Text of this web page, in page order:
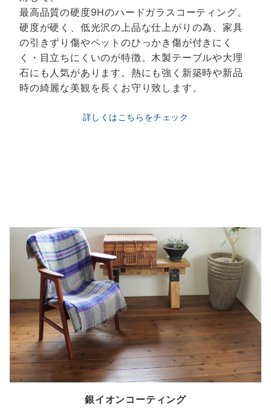
最高品質の硬度9Hのハードガラスコーティング。
硬度が硬く、低光沢の上品な仕上がりの為、家具
の引きずり傷やペットのひっかき傷が付きにく
く・目立ちにくいのが特徴。木製テーブルや大理
石にも人気があります。熱にも強く新築時や新品
時の綺麗な美観を長くお守り致します。
詳しくはこちらをチェック
銀イオンコーティング